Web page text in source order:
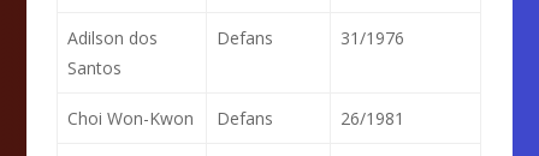
Adilson dos
Santos
Defans 31/1976
Choi Won-Kwon Defans 26/1981